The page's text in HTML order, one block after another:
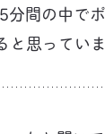
間の中で
思っていま